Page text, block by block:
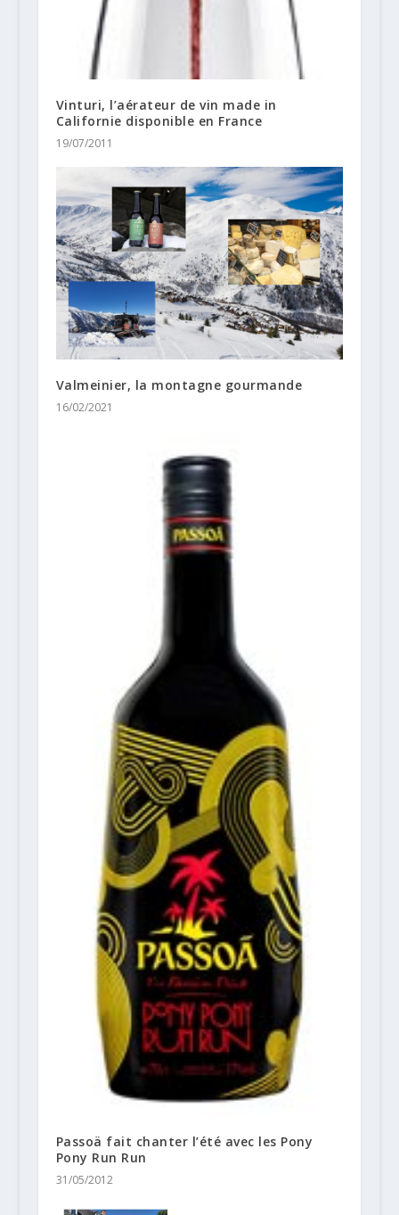
Vinturi, l’aérateur de vin made in
Californie disponible en France
19/07/2011
Valmeinier, la montagne gourmande
16/02/2021
Passoä fait chanter l’été avec les Pony
Pony Run Run
31/05/2012